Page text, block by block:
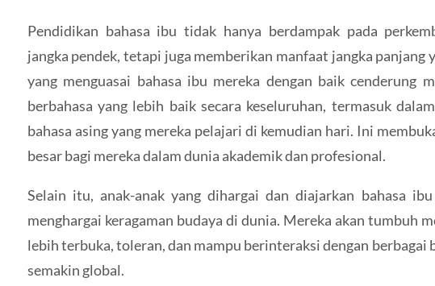
Pendidikan bahasa ibu tidak hanya berdampak pada
jangka pendek, tetapi juga memberikan manfaat jangka panjang
yang menguasai bahasa ibu mereka dengan baik cenderung
berbahasa yang lebih baik secara keseluruhan, termasuk
bahasa asing yang mereka pelajari di kemudian hari. Ini
besar bagi mereka dalam dunia akademik dan profesional.
Selain itu, anak-anak yang dihargai dan diajarkan bahasa
menghargai keragaman budaya di dunia. Mereka akan tumbuh
lebih terbuka, toleran, dan mampu berinteraksi dengan berbagai
semakin global.